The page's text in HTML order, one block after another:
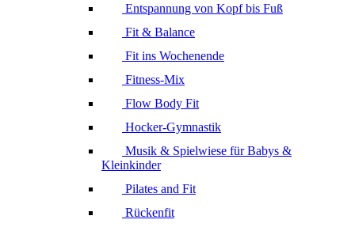
Entspannung von Kopf bis Fuß
Fit & Balance
Fit ins Wochenende
Fitness-Mix
Flow Body Fit
Hocker-Gymnastik
Musik & Spielwiese für Babys &
Kleinkinder
Pilates and Fit
Rückenfit